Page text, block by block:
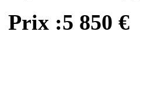
Prix :5 850 €